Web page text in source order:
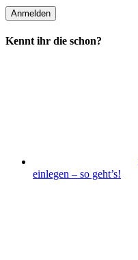
Kennt ihr die schon?
einlegen – so geht’s!